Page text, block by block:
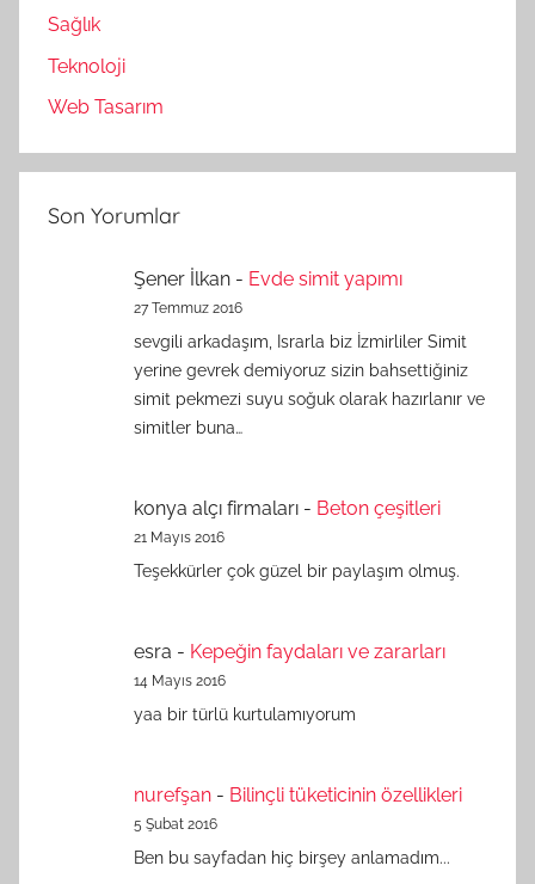
Sağlık
Teknoloji
Web Tasarım
Son Yorumlar
Şener İlkan - Evde simit yapımı
27 Temmuz 2016
sevgili arkadaşım, Israrla biz İzmirliler Simit
yerine gevrek demiyoruz sizin bahsettiğiniz
simit pekmezi suyu soğuk olarak hazırlanır ve
simitler buna…
konya alçı firmaları - Beton çeşitleri
21 Mayıs 2016
Teşekkürler çok güzel bir paylaşım olmuş.
esra - Kepeğin faydaları ve zararları
14 Mayıs 2016
yaa bir türlü kurtulamıyorum
nurefşan - Bilinçli tüketicinin özellikleri
5 Şubat 2016
Ben bu sayfadan hiç birşey anlamadım...